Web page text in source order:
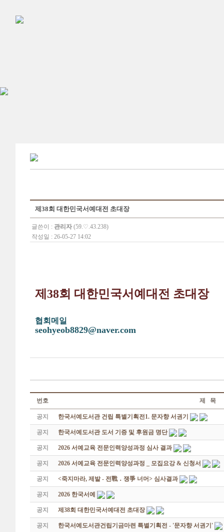
제38회 대한민국서예대전 초대장
글쓴이 : 관리자 (59.♡.43.238)
작성일 : 26-05-27 14:02
제38회 대한민국서예대전 초대장
협회메일
seohyeob8829@naver.com
번호 제 목
공지 한국서예도서관 건립 특별기획전1. 문자향 서권기
공지 한국서예도서관 도서 기증 및 후원금 명단
공지 2026 서예교육 전문인력양성과정 심사 결과
공지 2026 서예교육 전문인력양성과정 _ 모집요강 & 신청서
공지 <죽지마라, 제발 - 전戰 ․ 쟁爭 너머> 심사결과
공지 2026 한국서예
공지 제38회 대한민국서예대전 초대장
공지 한국서예도서관건립기금마련 특별기획전 - '문자향 서권기'